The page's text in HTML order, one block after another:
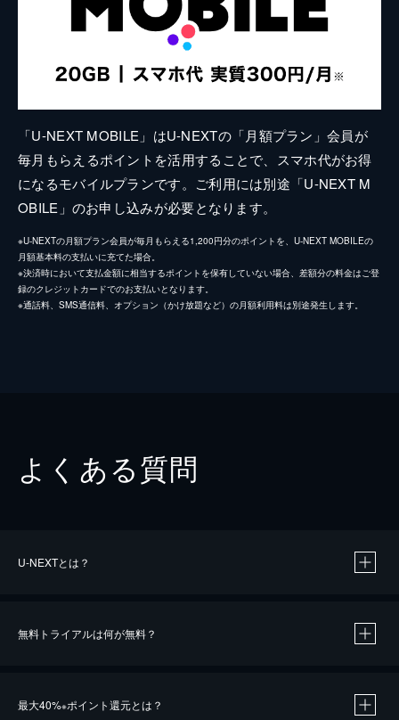
「U-NEXT MOBILE」はU-NEXTの「月額プラン」会員が
毎月もらえるポイントを活用することで、スマホ代がお得
になるモバイルプランです。ご利用には別途「U-NEXT M
OBILE」のお申し込みが必要となります。
※U-NEXTの月額プラン会員が毎月もらえる1,200円分のポイントを、U-NEXT MOBILEの
月額基本料の支払いに充てた場合。
※決済時において支払金額に相当するポイントを保有していない場合、差額分の料金はご登
録のクレジットカードでのお支払いとなります。
※通話料、SMS通信料、オプション（かけ放題など）の月額利用料は別途発生します。
よくある質問
U-NEXTとは？
無料トライアルは何が無料？
最大40%※ポイント還元とは？